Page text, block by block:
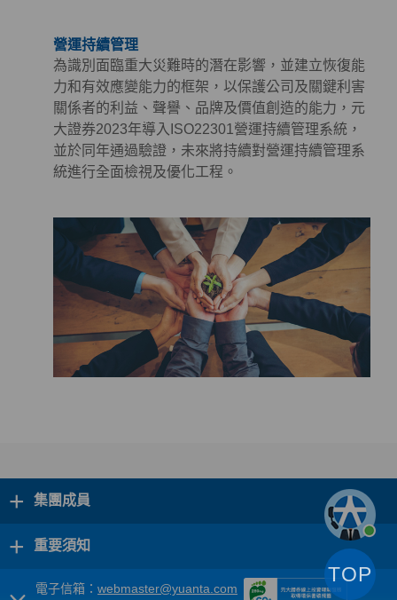
營運持續管理
為識別面臨重大災難時的潛在影響，並建立恢復能
力和有效應變能力的框架，以保護公司及關鍵利害
關係者的利益、聲譽、品牌及價值創造的能力，元
大證券2023年導入ISO22301營運持續管理系統，
並於同年通過驗證，未來將持續對營運持續管理系
統進行全面檢視及優化工程。
+ 集團成員
+ 重要須知
電子信箱： webmaster@yuanta.com
TOP